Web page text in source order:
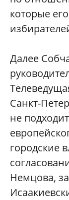
которые
Далее
Санкт-
не
городские
Немцова,